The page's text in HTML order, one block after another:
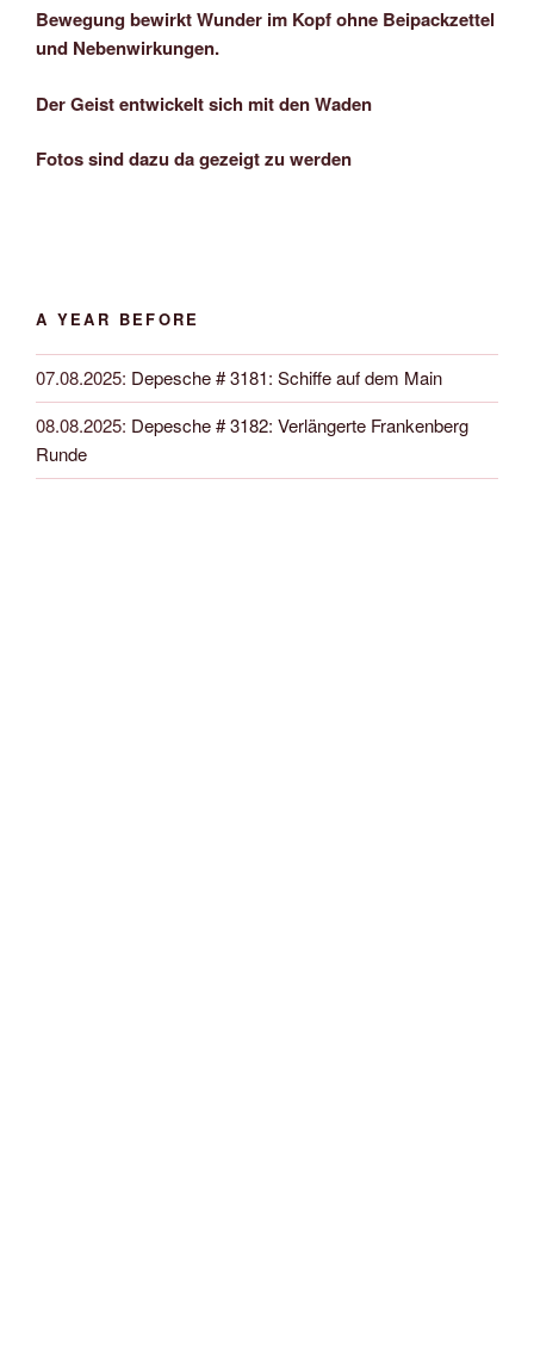
Bewegung bewirkt Wunder im Kopf ohne Beipackzettel
und Nebenwirkungen.
Der Geist entwickelt sich mit den Waden
Fotos sind dazu da gezeigt zu werden
A YEAR BEFORE
07.08.2025: Depesche # 3181: Schiffe auf dem Main
08.08.2025: Depesche # 3182: Verlängerte Frankenberg
Runde